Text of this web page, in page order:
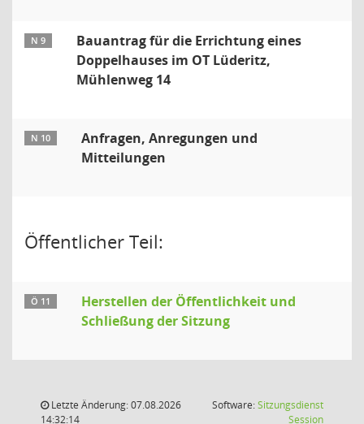
N 9
Bauantrag für die Errichtung eines
Doppelhauses im OT Lüderitz,
Mühlenweg 14
N 10
Anfragen, Anregungen und
Mitteilungen
Öffentlicher Teil:
Ö 11
Herstellen der Öffentlichkeit und
Schließung der Sitzung
Letzte Änderung: 07.08.2026
14:32:14
Software:Sitzungsdienst
Session(Wird in